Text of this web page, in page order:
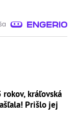
kráľovská
Prišlo jej